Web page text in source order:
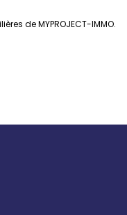
de MYPROJECT-IMMO.